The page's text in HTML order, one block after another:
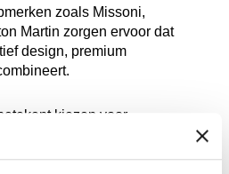
zoals Missoni,
Martin zorgen ervoor dat
design, premium
kiezen voor
Hun